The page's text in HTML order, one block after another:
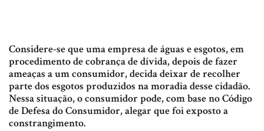
Considere-se que uma empresa de águas e esgotos, em
procedimento de cobrança de dívida, depois de fazer
ameaças a um consumidor, decida deixar de recolher
parte dos esgotos produzidos na moradia desse cidadão.
Nessa situação, o consumidor pode, com base no Código
de Defesa do Consumidor, alegar que foi exposto a
constrangimento.